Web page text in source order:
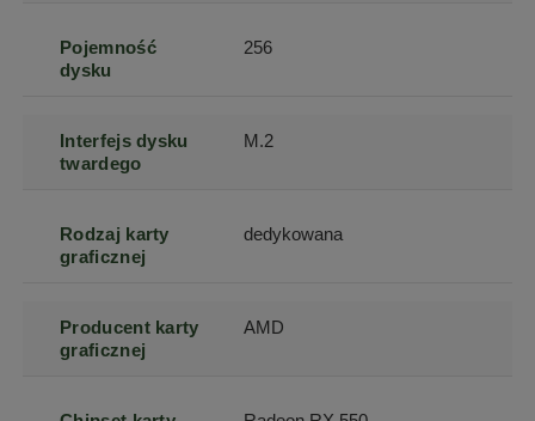
Pojemność
dysku
256
Interfejs dysku
twardego
M.2
Rodzaj karty
graficznej
dedykowana
Producent karty
graficznej
AMD